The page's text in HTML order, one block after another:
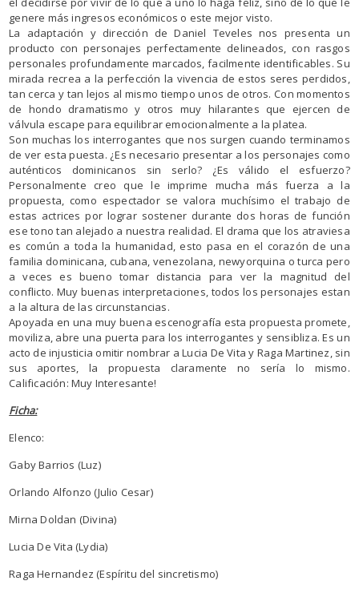
genere más ingresos económicos o este mejor visto.
La adaptación y dirección de Daniel Teveles nos presenta un
producto con personajes perfectamente delineados, con rasgos
personales profundamente marcados, facilmente identificables. Su
mirada recrea a la perfección la vivencia de estos seres perdidos,
tan cerca y tan lejos al mismo tiempo unos de otros. Con momentos
de hondo dramatismo y otros muy hilarantes que ejercen de
válvula escape para equilibrar emocionalmente a la platea.
Son muchas los interrogantes que nos surgen cuando terminamos
de ver esta puesta. ¿Es necesario presentar a los personajes como
auténticos dominicanos sin serlo? ¿Es válido el esfuerzo?
Personalmente creo que le imprime mucha más fuerza a la
propuesta, como espectador se valora muchísimo el trabajo de
estas actrices por lograr sostener durante dos horas de función
ese tono tan alejado a nuestra realidad. El drama que los atraviesa
es común a toda la humanidad, esto pasa en el corazón de una
familia dominicana, cubana, venezolana, newyorquina o turca pero
a veces es bueno tomar distancia para ver la magnitud del
conflicto. Muy buenas interpretaciones, todos los personajes estan
a la altura de las circunstancias.
Apoyada en una muy buena escenografía esta propuesta promete,
moviliza, abre una puerta para los interrogantes y sensibliza. Es un
acto de injusticia omitir nombrar a Lucia De Vita y Raga Martinez, sin
sus aportes, la propuesta claramente no sería lo mismo.
Calificación: Muy Interesante!
Ficha:
Elenco:
Gaby Barrios (Luz)
Orlando Alfonzo (Julio Cesar)
Mirna Doldan (Divina)
Lucia De Vita (Lydia)
Raga Hernandez (Espíritu del sincretismo)